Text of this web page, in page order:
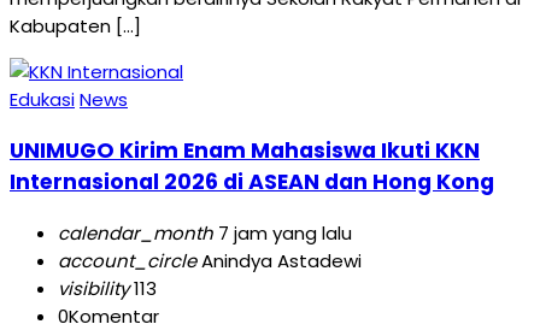
Kabupaten […]
EdukasiNews
UNIMUGO Kirim Enam Mahasiswa Ikuti KKN
Internasional 2026 di ASEAN dan Hong Kong
calendar_month 7 jam yang lalu
account_circleAnindya Astadewi
visibility113
0Komentar